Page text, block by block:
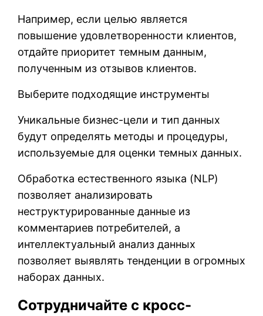
Например, если целью является
повышение удовлетворенности клиентов,
отдайте приоритет темным данным,
полученным из отзывов клиентов.
Выберите подходящие инструменты
Уникальные бизнес-цели и тип данных
будут определять методы и процедуры,
используемые для оценки темных данных.
Обработка естественного языка (NLP)
позволяет анализировать
неструктурированные данные из
комментариев потребителей, а
интеллектуальный анализ данных
позволяет выявлять тенденции в огромных
наборах данных.
Сотрудничайте с кросс-